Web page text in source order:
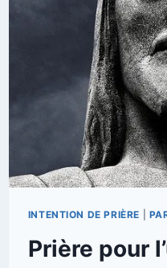
INTENTION DE PRIÈRE
Prière pour